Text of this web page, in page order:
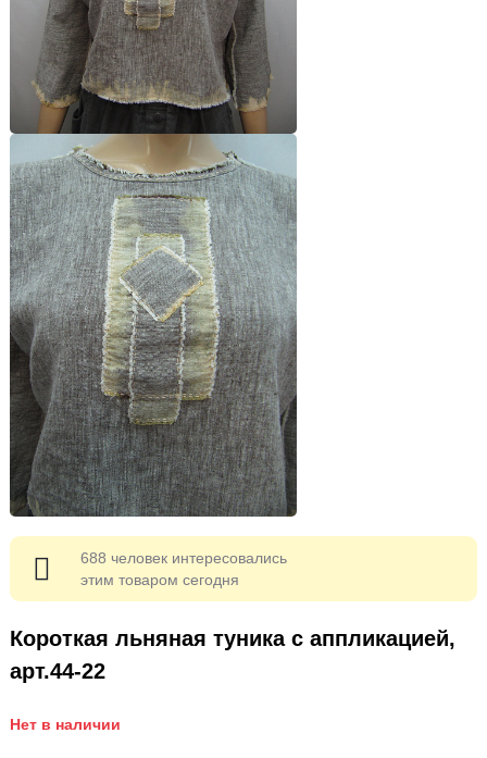
Короткая льняная туника с аппликацией,
арт.44-22
Нет в наличии
688 человек интересовались
этим товаром сегодня